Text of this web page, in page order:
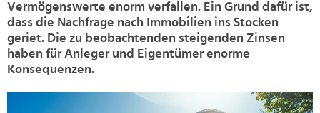
Vermögenswerte enorm verfallen. Ein Grund dafür ist,
dass die Nachfrage nach Immobilien ins Stocken
geriet. Die zu beobachtenden steigenden Zinsen
haben für Anleger und Eigentümer enorme
Konsequenzen.